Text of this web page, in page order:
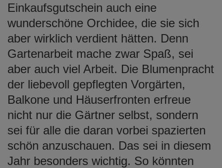
Einkaufsgutschein auch eine
wunderschöne Orchidee, die sie sich
aber wirklich verdient hätten. Denn
Gartenarbeit mache zwar Spaß, sei
aber auch viel Arbeit. Die Blumenpracht
der liebevoll gepflegten Vorgärten,
Balkone und Häuserfronten erfreue
nicht nur die Gärtner selbst, sondern
sei für alle die daran vorbei spazierten
schön anzuschauen. Das sei in diesem
Jahr besonders wichtig. So könnten